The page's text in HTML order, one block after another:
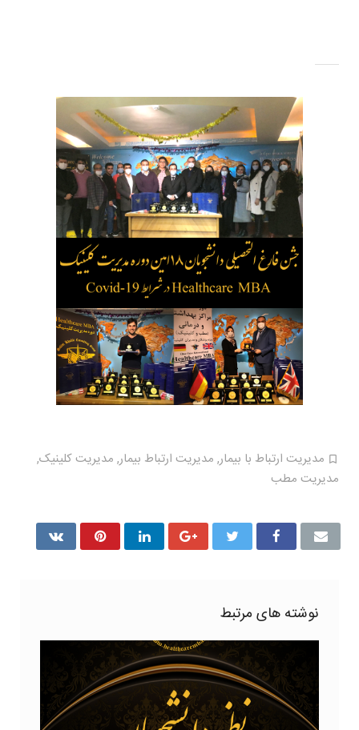
مدیریت ارتباط با بیمار, مدیریت ارتباط بیمار, مدیریت کلینیک,
مدیریت مطب
نوشته های مرتبط